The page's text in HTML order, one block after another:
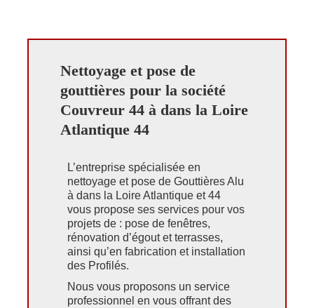
Nettoyage et pose de
gouttières pour la société
Couvreur 44 à dans la Loire
Atlantique 44
L’entreprise spécialisée en
nettoyage et pose de Gouttières Alu
à dans la Loire Atlantique et 44
vous propose ses services pour vos
projets de : pose de fenêtres,
rénovation d’égout et terrasses,
ainsi qu’en fabrication et installation
des Profilés.
Nous vous proposons un service
professionnel en vous offrant des